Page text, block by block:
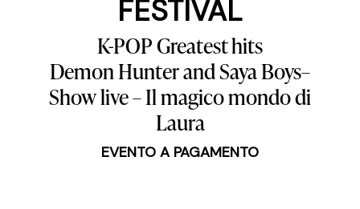
FESTIVAL
K-POP Greatest hits
Demon Hunter and Saya Boys–
Show live – Il magico mondo di
Laura
EVENTO A PAGAMENTO